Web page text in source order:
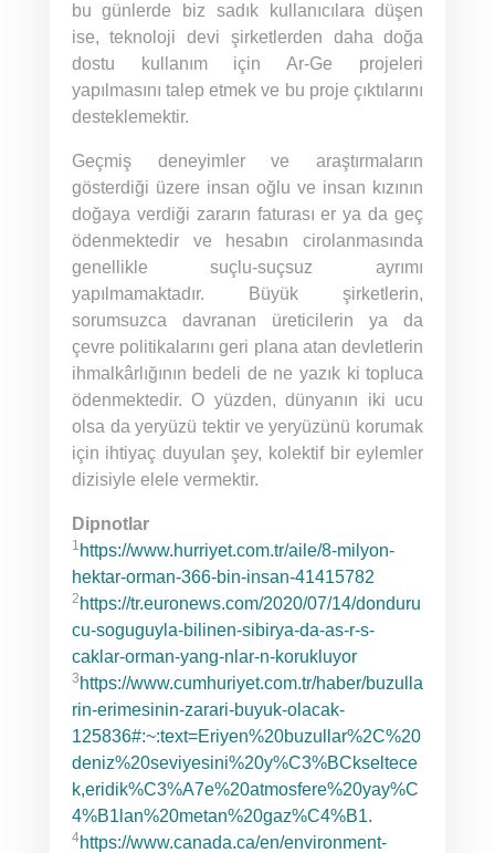
bu günlerde biz sadık kullanıcılara düşen
ise, teknoloji devi şirketlerden daha doğa
dostu kullanım için Ar-Ge projeleri
yapılmasını talep etmek ve bu proje çıktılarını
desteklemektir.
Geçmiş deneyimler ve araştırmaların
gösterdiği üzere insan oğlu ve insan kızının
doğaya verdiği zararın faturası er ya da geç
ödenmektedir ve hesabın cirolanmasında
genellikle suçlu-suçsuz ayrımı
yapılmamaktadır. Büyük şirketlerin,
sorumsuzca davranan üreticilerin ya da
çevre politikalarını geri plana atan devletlerin
ihmalkârlığının bedeli de ne yazık ki topluca
ödenmektedir. O yüzden, dünyanın iki ucu
olsa da yeryüzü tektir ve yeryüzünü korumak
için ihtiyaç duyulan şey, kolektif bir eylemler
dizisiyle elele vermektir.
Dipnotlar
1 https://www.hurriyet.com.tr/aile/8-milyon-
hektar-orman-366-bin-insan-41415782
2 https://tr.euronews.com/2020/07/14/donduru
cu-soguguyla-bilinen-sibirya-da-as-r-s-
caklar-orman-yang-nlar-n-korukluyor
3 https://www.cumhuriyet.com.tr/haber/buzulla
rin-erimesinin-zarari-buyuk-olacak-
125836#:~:text=Eriyen%20buzullar%2C%20
deniz%20seviyesini%20y%C3%BCkseltece
k,eridik%C3%A7e%20atmosfere%20yay%C
4%B1lan%20metan%20gaz%C4%B1.
4https://www.canada.ca/en/environment-